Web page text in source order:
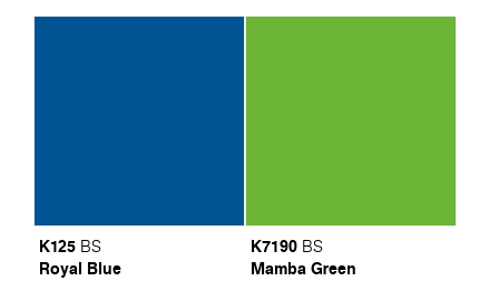
K125 BS
Royal Blue
K7190 BS
Mamba Green